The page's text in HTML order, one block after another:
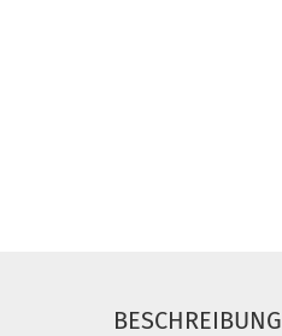
BESCHREIBUNG